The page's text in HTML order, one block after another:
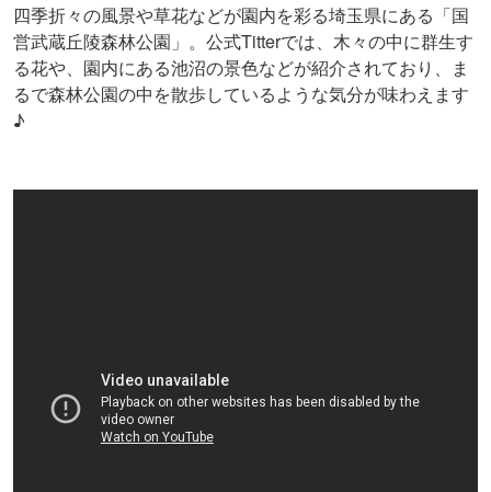
四季折々の風景や草花などが園内を彩る埼玉県にある「国
営武蔵丘陵森林公園」。公式Titterでは、木々の中に群生す
る花や、園内にある池沼の景色などが紹介されており、ま
るで森林公園の中を散歩しているような気分が味わえます
♪